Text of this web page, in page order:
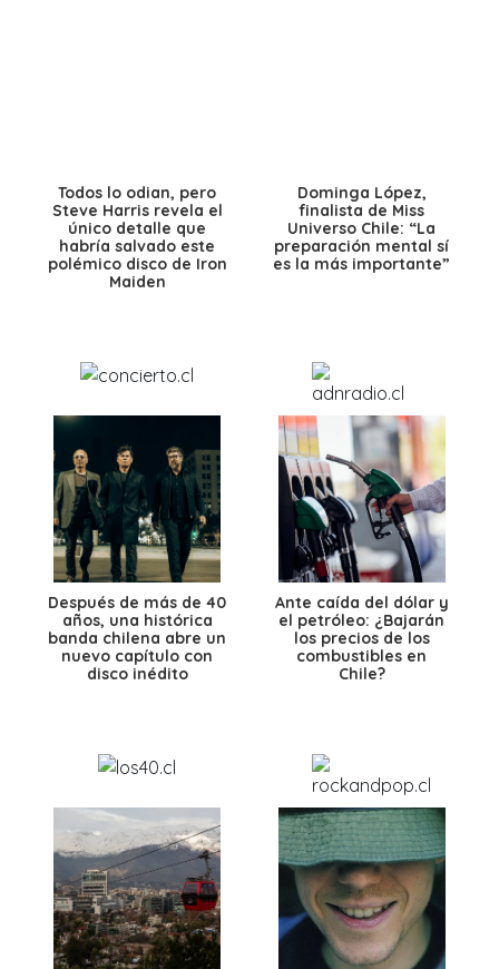
Todos lo odian, pero
Steve Harris revela el
único detalle que
habría salvado este
polémico disco de Iron
Maiden
Dominga López,
finalista de Miss
Universo Chile: “La
preparación mental sí
es la más importante”
Después de más de 40
años, una histórica
banda chilena abre un
nuevo capítulo con
disco inédito
Ante caída del dólar y
el petróleo: ¿Bajarán
los precios de los
combustibles en
Chile?